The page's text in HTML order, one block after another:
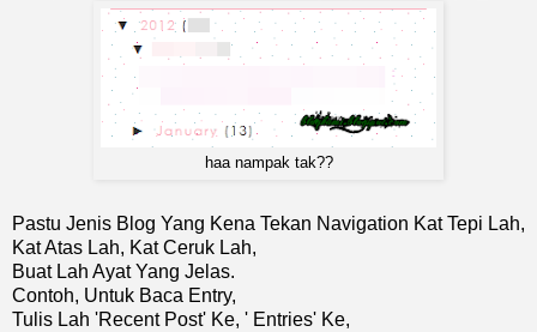
haa nampak tak??
Pastu Jenis Blog Yang Kena Tekan Navigation Kat Tepi Lah,
Kat Atas Lah, Kat Ceruk Lah,
Buat Lah Ayat Yang Jelas.
Contoh, Untuk Baca Entry,
Tulis Lah 'Recent Post' Ke, ' Entries' Ke,